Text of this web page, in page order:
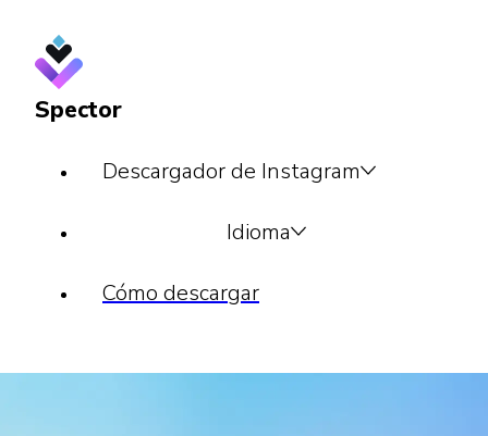
Spector
Descargador de Instagram
Idioma
Cómo descargar